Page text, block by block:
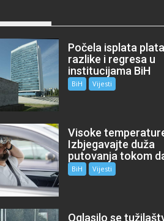
Počela isplata
razlike i regresa u
institucijama BiH
BiH Vijesti
Visoke
Izbjegavajte duža
putovanja tokom
BiH Vijesti
Oglasilo se